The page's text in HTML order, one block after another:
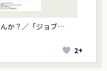
か？／「ジョブ…
2+